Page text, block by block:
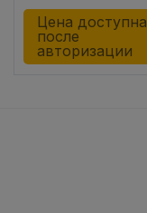
Цена доступна
после
авторизации